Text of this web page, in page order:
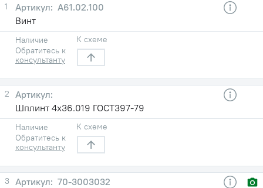
1
А61.02.100
Винт
Наличие
Обратитесь к
консультанту
К схеме
2
Шплинт 4х36.019 ГОСТ397-79
Наличие
Обратитесь к
консультанту
К схеме
3
70-3003032